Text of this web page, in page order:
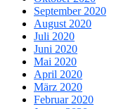
September 2020
August 2020
Juli 2020
Juni 2020
Mai 2020
April 2020
März 2020
Februar 2020